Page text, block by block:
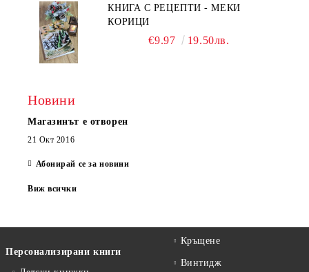
КНИГА С РЕЦЕПТИ - МЕКИ
КОРИЦИ
€9.97 19.50лв.
Новини
Магазинът е отворен
21 Окт 2016
Абонирай се за новини
Виж всички
Персонализирани книги
Кръщене
Винтидж